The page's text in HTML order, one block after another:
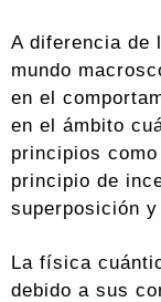
A diferencia de
mundo
en el
en el ámbito
principios
principio de
superposición
La física
debido a sus